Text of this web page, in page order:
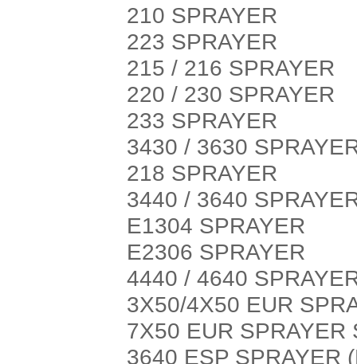
210 SPRAYER
223 SPRAYER
215 / 216 SPRAYER
220 / 230 SPRAYER
233 SPRAYER
3430 / 3630
218 SPRAYER
3440 / 3640
E1304 SPRAYER
E2306 SPRAYER
4440 / 4640
3X50/4X50 EUR
7X50 EUR SPRAYER
3640 ESP SPRAYER